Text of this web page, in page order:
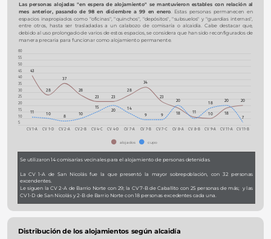
Las personas alojadas "en espera de alojamiento" se mantuvieron estables con relación al
mes anterior, pasando de 98 en diciembre a 99 en enero. Estas personas permanecen en
espacios inapropiados como "oficinas", "quinchos", "depósitos", "subsuelos" y "guardias internas",
entre otros, hasta ser trasladadas a un calabozo de comisaría o alcaidía. Cabe destacar que,
debido al uso prolongado de varios de estos espacios, se considera que han sido reconfigurados de
manera precaria para funcionar como alojamiento permanente.
5
10
15
20
25
30
35
40
45
50
55
60
CV 1-A CV 1-D CV 2-A CV 2-B CV 4-C CV 4-D CV 7-A CV 7-B CV 7-C CV 8-A CV 8-B CV 9-A CV 11-A CV 11-B
43
28
37
28
23 23
28
34
23
18 11 10 18
20
11 10
8
10
15
20
14
9
9
20
18
20
7
alojados cupo
Se utilizaron 14 comisarías vecinales para el alojamiento de personas detenidas.
La CV 1-A de San Nicolás fue la que presentó la mayor sobrepoblación, con 32 personas
excendentes.
Le siguen la CV 2-A de Barrio Norte con 29; la CV 7-B de Caballito con 25 personas de más;  y las
CV 1-D de San Nicolás y 2-B de Barrio Norte con 18 personas excedentes cada una.
Distribución de los alojamientos según alcaidía